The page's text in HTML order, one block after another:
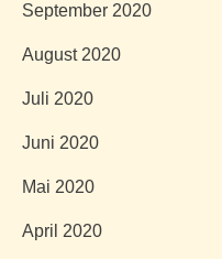
September 2020
August 2020
Juli 2020
Juni 2020
Mai 2020
April 2020